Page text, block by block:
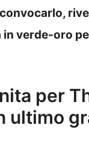
in verde-oro
per
ultimo